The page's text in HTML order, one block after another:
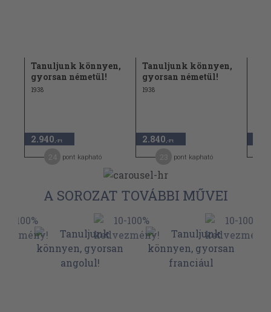
Tanuljunk könnyen,
gyorsan németül!
1938
2.940 ,-Ft
pont kapható
Tanuljunk könnyen,
gyorsan németül!
1938
2.840 ,-Ft
pont kapható
A SOROZAT TOVÁBBI MŰVEI